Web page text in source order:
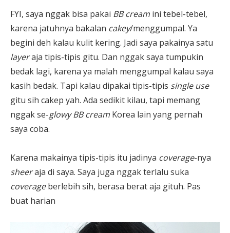
FYI, saya nggak bisa pakai BB cream ini tebel-tebel,
karena jatuhnya bakalan cakey/menggumpal. Ya
begini deh kalau kulit kering. Jadi saya pakainya satu
layeraja tipis-tipis gitu. Dan nggak saya tumpukin
bedak lagi, karena ya malah menggumpal kalau saya
kasih bedak. Tapi kalau dipakai tipis-tipis single use
gitu sih cakep yah. Ada sedikit kilau, tapi memang
nggak se-glowy BB cream Korea lain yang pernah
saya coba.
Karena makainya tipis-tipis itu jadinya coverage-nya
sheeraja di saya. Saya juga nggak terlalu suka
coverageberlebih sih, berasa berat aja gituh. Pas
buat harian